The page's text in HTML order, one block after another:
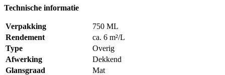
Technische informatie
Verpakking
750 ML
Rendement
ca. 6 m²/L
Type
Overig
Afwerking
Dekkend
Glansgraad
Mat